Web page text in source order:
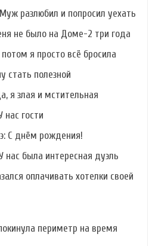
разлюбил и попросил уехать
не было на Доме-2 три года
я просто всё бросила
стать полезной
я злая и мстительная
гости
С днём рождения!
была интересная дуэль
оплачивать хотелки своей
периметр на время